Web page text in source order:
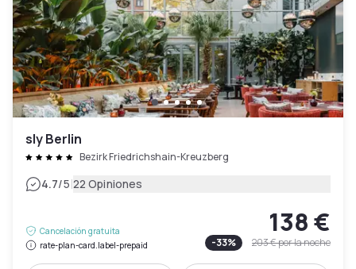
sly Berlin
Bezirk Friedrichshain-Kreuzberg
4.7/5|22 Opiniones
Cancelación gratuita
rate-plan-card.label-prepaid
138 €
-33% 203 €por la noche